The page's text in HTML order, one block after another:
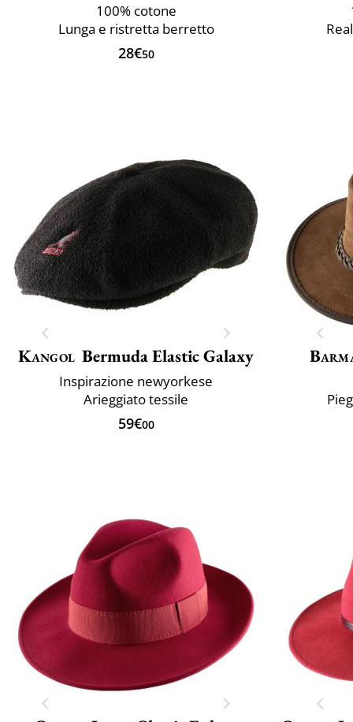
100% cotone
Lunga e ristretta berretto
28€50
Kangol Bermuda Elastic Galaxy
Inspirazione newyorkese
Arieggiato tessile
59€00